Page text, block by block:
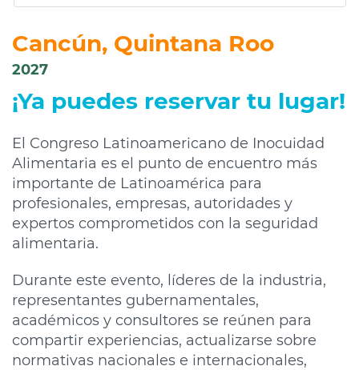
Cancún, Quintana Roo
2027
¡Ya puedes reservar tu lugar!
El Congreso Latinoamericano de Inocuidad
Alimentaria es el punto de encuentro más
importante de Latinoamérica para
profesionales, empresas, autoridades y
expertos comprometidos con la seguridad
alimentaria.
Durante este evento, líderes de la industria,
representantes gubernamentales,
académicos y consultores se reúnen para
compartir experiencias, actualizarse sobre
normativas nacionales e internacionales,